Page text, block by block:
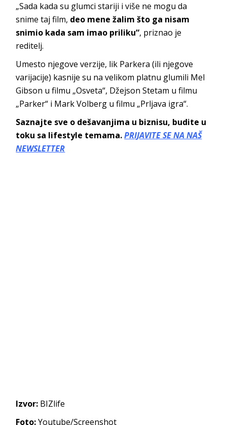
„Sada kada su glumci stariji i više ne mogu da
snime taj film, deo mene žalim što ga nisam
snimio kada sam imao priliku“, priznao je
reditelj.
Umesto njegove verzije, lik Parkera (ili njegove
varijacije) kasnije su na velikom platnu glumili Mel
Gibson u filmu „Osveta“, Džejson Stetam u filmu
„Parker“ i Mark Volberg u filmu „Prljava igra“.
Saznajte sve o dešavanjima u biznisu, budite u
toku sa lifestyle temama.PRIJAVITE SE NA NAŠ
NEWSLETTER
Izvor: BIZlife
Foto:Youtube/Screenshot